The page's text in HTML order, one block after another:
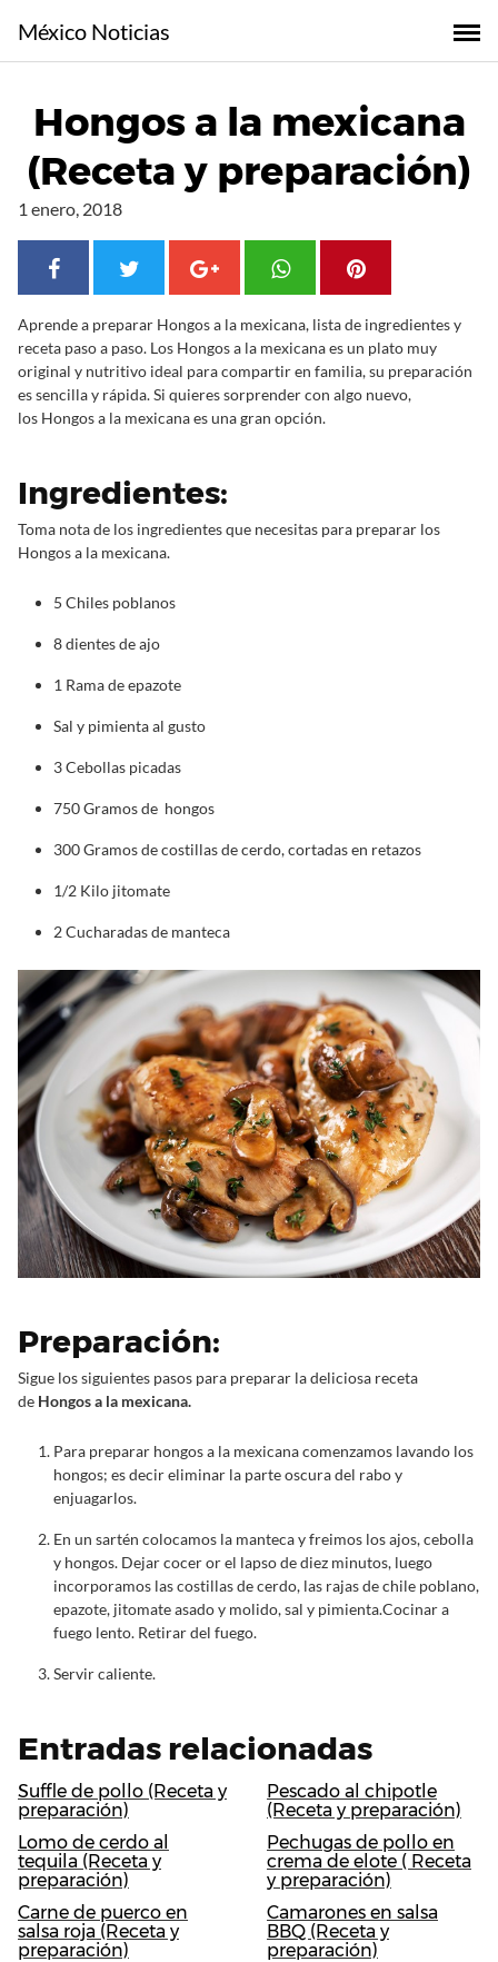
l
México Noticias
Hongos a la mexicana
(Receta y preparación)
1 enero, 2018
Aprende a preparar Hongos a la mexicana, lista de ingredientes y
receta paso a paso. Los Hongos a la mexicana es un plato muy
original y nutritivo ideal para compartir en familia, su preparación
es sencilla y rápida. Si quieres sorprender con algo nuevo,
los Hongos a la mexicana es una gran opción.
Ingredientes:
Toma nota de los ingredientes que necesitas para preparar los
Hongos a la mexicana.
5 Chiles poblanos
8 dientes de ajo
1 Rama de epazote
Sal y pimienta al gusto
3 Cebollas picadas
750 Gramos de hongos
300 Gramos de costillas de cerdo, cortadas en retazos
1/2 Kilo jitomate
2 Cucharadas de manteca
Preparación:
Sigue los siguientes pasos para preparar la deliciosa receta
de Hongos a la mexicana.
Para preparar hongos a la mexicana comenzamos lavando los
hongos; es decir eliminar la parte oscura del rabo y
enjuagarlos.
En un sartén colocamos la manteca y freimos los ajos, cebolla
y hongos. Dejar cocer or el lapso de diez minutos, luego
incorporamos las costillas de cerdo, las rajas de chile poblano,
epazote, jitomate asado y molido, sal y pimienta.Cocinar a
fuego lento. Retirar del fuego.
Servir caliente.
Entradas relacionadas
Suffle de pollo (Receta y
preparación)
Pescado al chipotle
(Receta y preparación)
Lomo de cerdo al
tequila (Receta y
preparación)
Pechugas de pollo en
crema de elote ( Receta
y preparación)
Carne de puerco en
salsa roja (Receta y
preparación)
Camarones en salsa
BBQ (Receta y
preparación)